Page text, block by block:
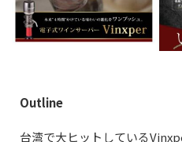
Outline
台湾で大ヒットしている